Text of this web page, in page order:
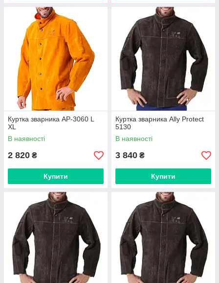
Куртка зварника AP-3060 L
XL
В наявності
2 820 ₴
Купити
Куртка зварника Ally Protect
5130
В наявності
3 840 ₴
Купити